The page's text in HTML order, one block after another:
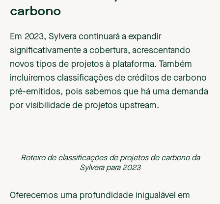
carbono
Em 2023, Sylvera continuará a expandir
significativamente a cobertura, acrescentando
novos tipos de projetos à plataforma. Também
incluiremos classificações de créditos de carbono
pré-emitidos, pois sabemos que há uma demanda
por visibilidade de projetos upstream.
Roteiro de classificações de projetos de carbono da
Sylvera para 2023
Oferecemos uma profundidade inigualável em